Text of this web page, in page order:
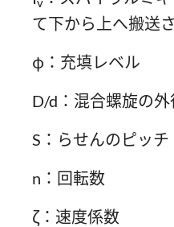
て下から上へ搬送
φ：充填レベル
D/d：混合螺旋の
S：らせんのピッチ
n：回転数
ζ：速度係数